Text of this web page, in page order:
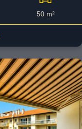
50 m²